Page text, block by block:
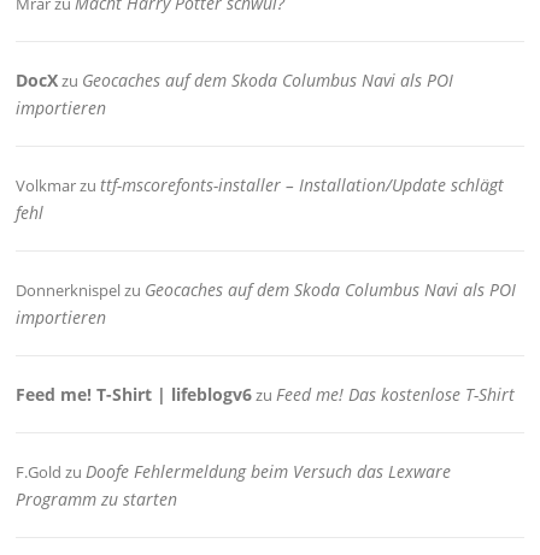
DocXzu Geocaches auf dem Skoda Columbus Navi als POI
importieren
Volkmarzuttf-mscorefonts-installer – Installation/Update schlägt
fehl
Donnerknispelzu Geocaches auf dem Skoda Columbus Navi als POI
importieren
Feed me! T-Shirt | lifeblogv6zuFeed me! Das kostenlose T-Shirt
F.Gold zuDoofe Fehlermeldung beim Versuch das Lexware
Programm zu starten